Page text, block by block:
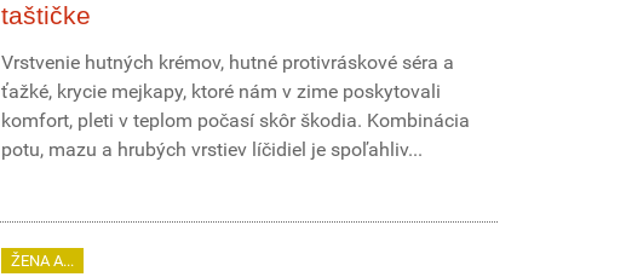
taštičke
Vrstvenie hutných krémov, hutné protivráskové séra a
ťažké, krycie mejkapy, ktoré nám v zime poskytovali
komfort, pleti v teplom počasí skôr škodia. Kombinácia
potu, mazu a hrubých vrstiev líčidiel je spoľahliv...
ŽENA A...